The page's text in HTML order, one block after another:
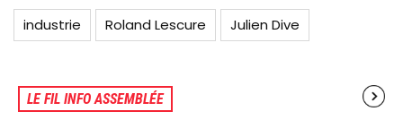
industrie Roland Lescure Julien Dive
LE FIL INFO ASSEMBLÉE